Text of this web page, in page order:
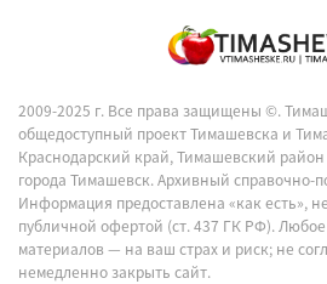
2009-2025 г. Все права защищены ©.
общедоступный проект Тимашевска и
Краснодарский край, Тимашевский
города Тимашевск. Архивный справочно-
Информация предоставлена «как есть»,
публичной офертой (ст. 437 ГК РФ).
материалов — на ваш страх и риск; не
немедленно закрыть сайт.